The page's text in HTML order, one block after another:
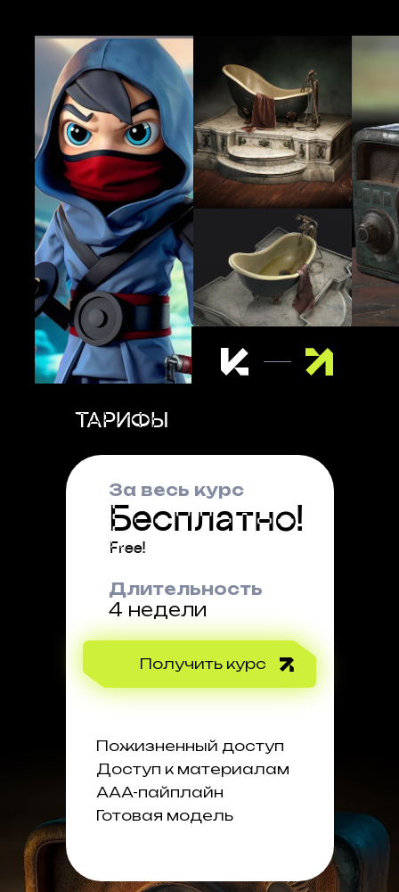
ТАРИФЫ
Бесплатно!
Free!
4 недели
Длительность
За весь курс
Получить курс
Пожизненный доступ
Доступ к материалам
AAA-пайплайн
Готовая модель